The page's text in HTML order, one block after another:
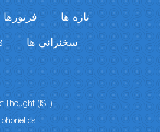
فرتورها تازه ها
سخنرانی ها
Thought (IST)